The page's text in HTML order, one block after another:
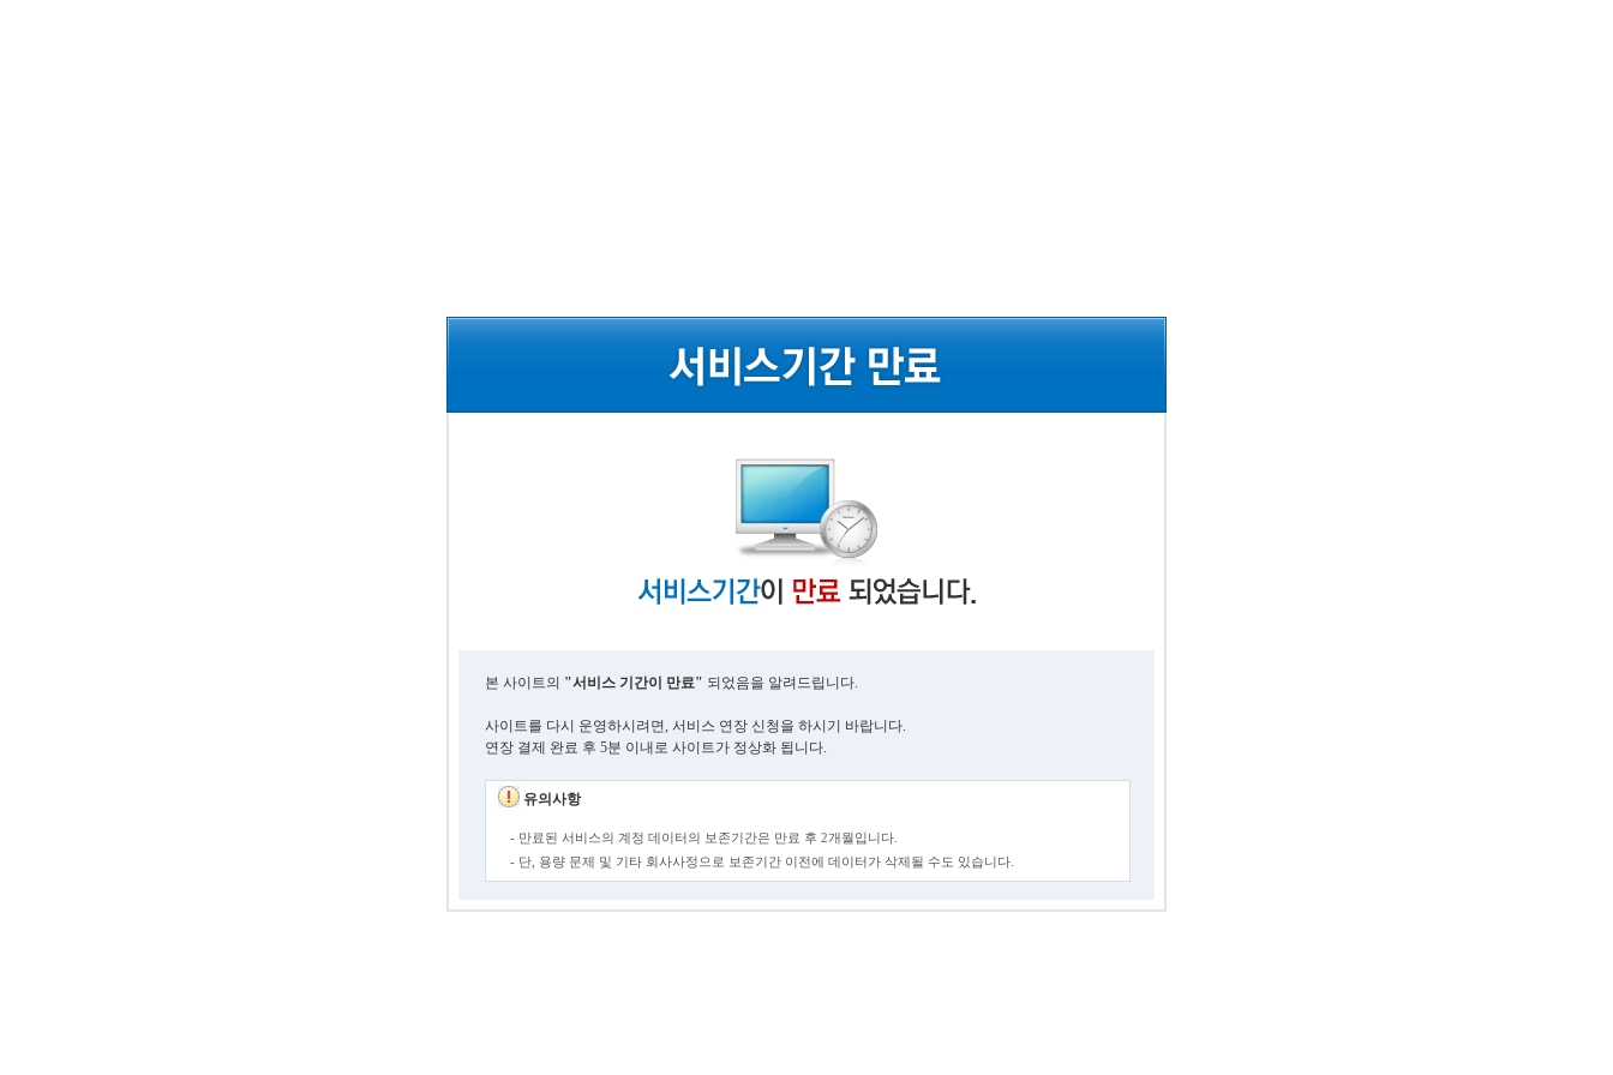
본 사이트의 "서비스 기간이 만료" 되었음을 알려드립니다.
사이트를 다시 운영하시려면, 서비스 연장 신청을 하시기 바랍니다.
연장 결제 완료 후 5분 이내로 사이트가 정상화 됩니다.
유의사항
- 만료된 서비스의 계정 데이터의 보존기간은 만료 후 2개월입니다.
- 단, 용량 문제 및 기타 회사사정으로 보존기간 이전에 데이터가 삭제될 수도 있습니다.